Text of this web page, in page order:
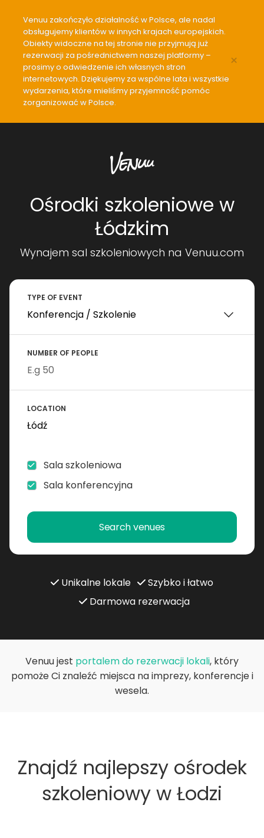
Venuu zakończyło działalność w Polsce, ale nadal
obsługujemy klientów w innych krajach europejskich.
Obiekty widoczne na tej stronie nie przyjmują już
rezerwacji za pośrednictwem naszej platformy –
prosimy o odwiedzenie ich własnych stron
internetowych. Dziękujemy za wspólne lata i wszystkie
wydarzenia, które mieliśmy przyjemność pomóc
zorganizować w Polsce.
×
Ośrodki szkoleniowe w
Łódzkim
Wynajem sal szkoleniowych na Venuu.com
TYPE OF EVENT
NUMBER OF PEOPLE
LOCATION
Sala szkoleniowa
Sala konferencyjna
Search venues
Unikalne lokale
Szybko i łatwo
Darmowa rezerwacja
Venuu jest portalem do rezerwacji lokali, który
pomoże Ci znaleźć miejsca na imprezy, konferencje i
wesela.
Znajdź najlepszy ośrodek
szkoleniowy w Łodzi